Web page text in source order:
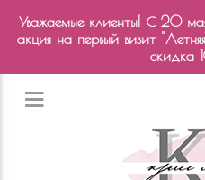
Уважаемые клиенты! С 20
акция на первый визит
скидка